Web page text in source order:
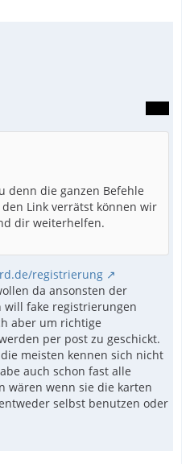
denn die ganzen Befehle
Link verrätst können wir
dir weiterhelfen.
registrierung
da ansonsten der
will fake registrierungen
aber um richtige
per post zu geschickt.
meisten kennen sich nicht
auch schon fast alle
wären wenn sie die karten
selbst benutzen oder